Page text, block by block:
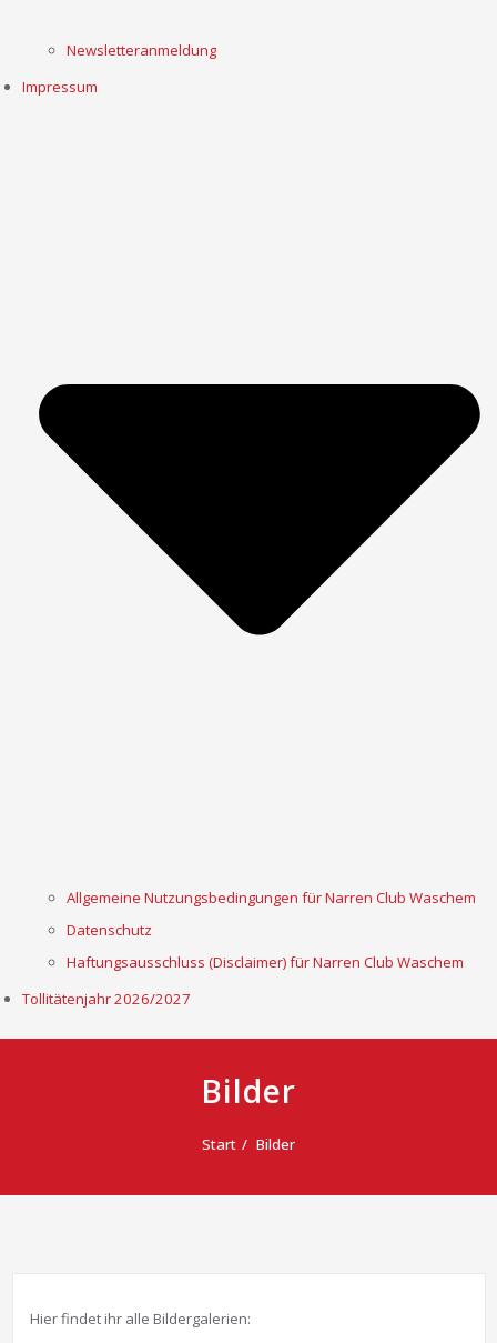
Newsletteranmeldung
Impressum
Allgemeine Nutzungsbedingungen für Narren Club Waschem
Datenschutz
Haftungsausschluss (Disclaimer) für Narren Club Waschem
Tollitätenjahr 2026/2027
Bilder
Start Bilder
Hier findet ihr alle Bildergalerien: